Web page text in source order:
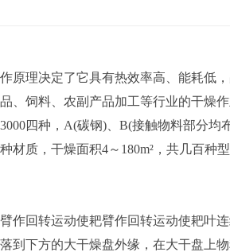
理决定了它具有热效率高、能耗低
、饲料、农副产品加工等行业的干燥
四种，A(碳钢)、B(接触物料部分均
质，干燥面积4～180m²，共几百种
回转运动使耙臂作回转运动使耙叶
到下方的大干燥盘外缘，在大干盘上